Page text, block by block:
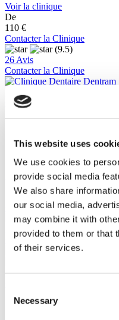
This website uses
We use cookies to
provide social media
We also share
our social media,
may combine it with
provided to them or that
of their services.
Selection
Necessary
Voir la clinique
De
110 €
Contacter la Clinique
(9.5)
26 Avis
Contacter la Clinique
Clinique Dentaire Dentram
Des dentistes de classe
Voir la clinique
De
105 €
Contacter la Clinique
(10.0)
Contacter la Clinique
Istanbul, Turquie
90% recommanderaient